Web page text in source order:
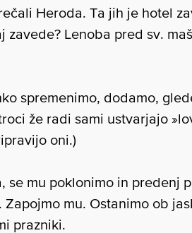
Heroda. Ta jih je hotel
zavede? Lenoba pred sv.
spremenimo, dodamo,
že radi sami ustvarjajo
oni.)
se mu poklonimo in predenj
Zapojmo mu. Ostanimo ob
prazniki.